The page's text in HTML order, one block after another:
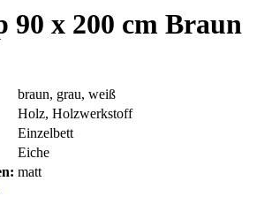
90 x 200 cm Braun
braun, grau, weiß
Holz, Holzwerkstoff
Einzelbett
Eiche
matt